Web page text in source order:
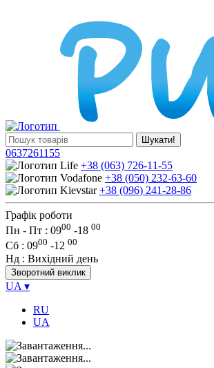
Шукати!
0637261155
+38 (063) 726-11-55
+38 (050) 232-63-60
+38 (096) 241-28-86
Графік роботи
Пн - Пт : 0900 -18 00
Сб : 0900 -12 00
Нд : Вихідний день
Зворотний виклик
UA ▾
RU
UA